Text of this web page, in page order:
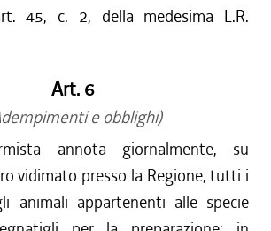
45, c. 2, della medesima L.R.
Art. 6
e obblighi)
annota giornalmente, su
vidimato presso la Regione, tutti i
animali appartenenti alle specie